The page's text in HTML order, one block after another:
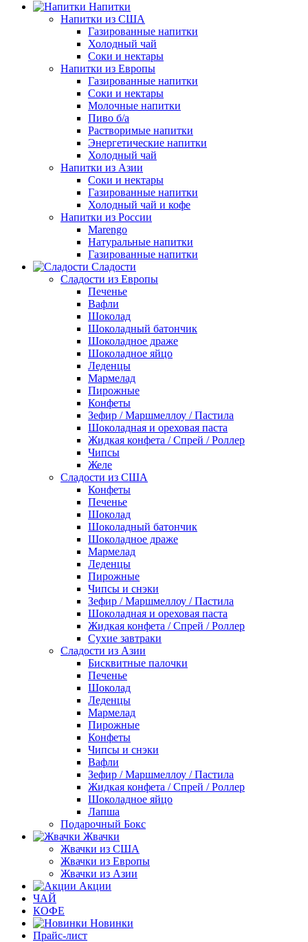
Напитки
Напитки из США
Газированные напитки
Холодный чай
Соки и нектары
Напитки из Европы
Газированные напитки
Соки и нектары
Молочные напитки
Пиво б/а
Растворимые напитки
Энергетические напитки
Холодный чай
Напитки из Азии
Соки и нектары
Газированные напитки
Холодный чай и кофе
Напитки из России
Marengo
Натуральные напитки
Газированные напитки
Сладости
Сладости из Европы
Печенье
Вафли
Шоколад
Шоколадный батончик
Шоколадное драже
Шоколадное яйцо
Леденцы
Мармелад
Пирожные
Конфеты
Зефир / Маршмеллоу / Пастила
Шоколадная и ореховая паста
Жидкая конфета / Спрей / Роллер
Чипсы
Желе
Сладости из США
Конфеты
Печенье
Шоколад
Шоколадный батончик
Шоколадное драже
Мармелад
Леденцы
Пирожные
Чипсы и снэки
Зефир / Маршмеллоу / Пастила
Шоколадная и ореховая паста
Жидкая конфета / Спрей / Роллер
Сухие завтраки
Сладости из Азии
Бисквитные палочки
Печенье
Шоколад
Леденцы
Мармелад
Пирожные
Конфеты
Чипсы и снэки
Вафли
Зефир / Маршмеллоу / Пастила
Жидкая конфета / Спрей / Роллер
Шоколадное яйцо
Лапша
Подарочный Бокс
Жвачки
Жвачки из США
Жвачки из Европы
Жвачки из Азии
Акции
ЧАЙ
КОФЕ
Новинки
Прайс-лист